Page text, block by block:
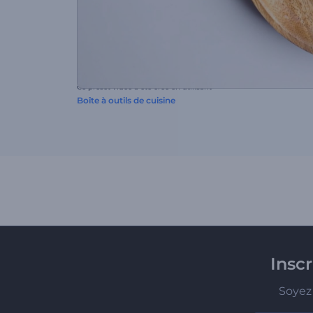
Ce preset vidéo a été créé en utilisant
Boîte à outils de cuisine